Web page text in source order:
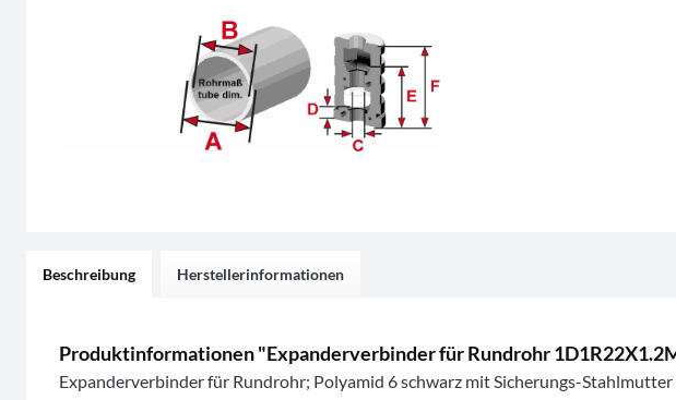
Beschreibung Herstellerinformationen
Produktinformationen "Expanderverbinder für Rundrohr
Expanderverbinder für Rundrohr; Polyamid 6 schwarz mit Sicherungs-